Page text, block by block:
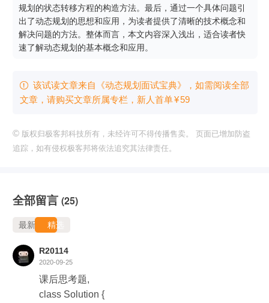
规划的状态转移方程的构造方法。最后，通过一个具体问题引
出了动态规划的思想和应用，为读者提供了清晰的技术概念和
解决问题的方法。整体而言，本文内容深入浅出，适合读者快
速了解动态规划的基本概念和应用。
 该试读文章来自《动态规划面试宝典》，如需阅读全部
文章，请购买文章所属专栏 ，新⼈⾸单¥59
© 版权归极客邦科技所有，未经许可不得传播售卖。 页面已增加防盗
追踪，如有侵权极客邦将依法追究其法律责任。
全部留言 (25)
最新 精选
R20114
2020-09-25
课后思考题,
class Solution {